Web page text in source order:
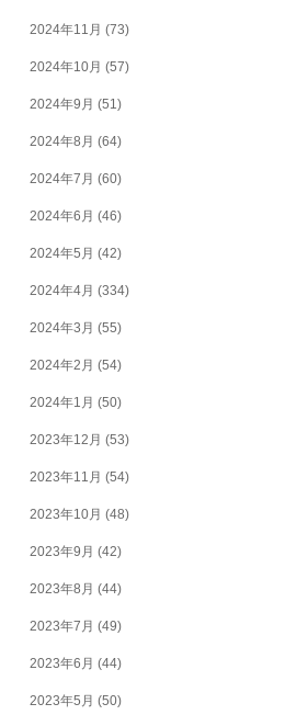
2024年11月 (73)
2024年10月 (57)
2024年9月 (51)
2024年8月 (64)
2024年7月 (60)
2024年6月 (46)
2024年5月 (42)
2024年4月 (334)
2024年3月 (55)
2024年2月 (54)
2024年1月 (50)
2023年12月 (53)
2023年11月 (54)
2023年10月 (48)
2023年9月 (42)
2023年8月 (44)
2023年7月 (49)
2023年6月 (44)
2023年5月 (50)